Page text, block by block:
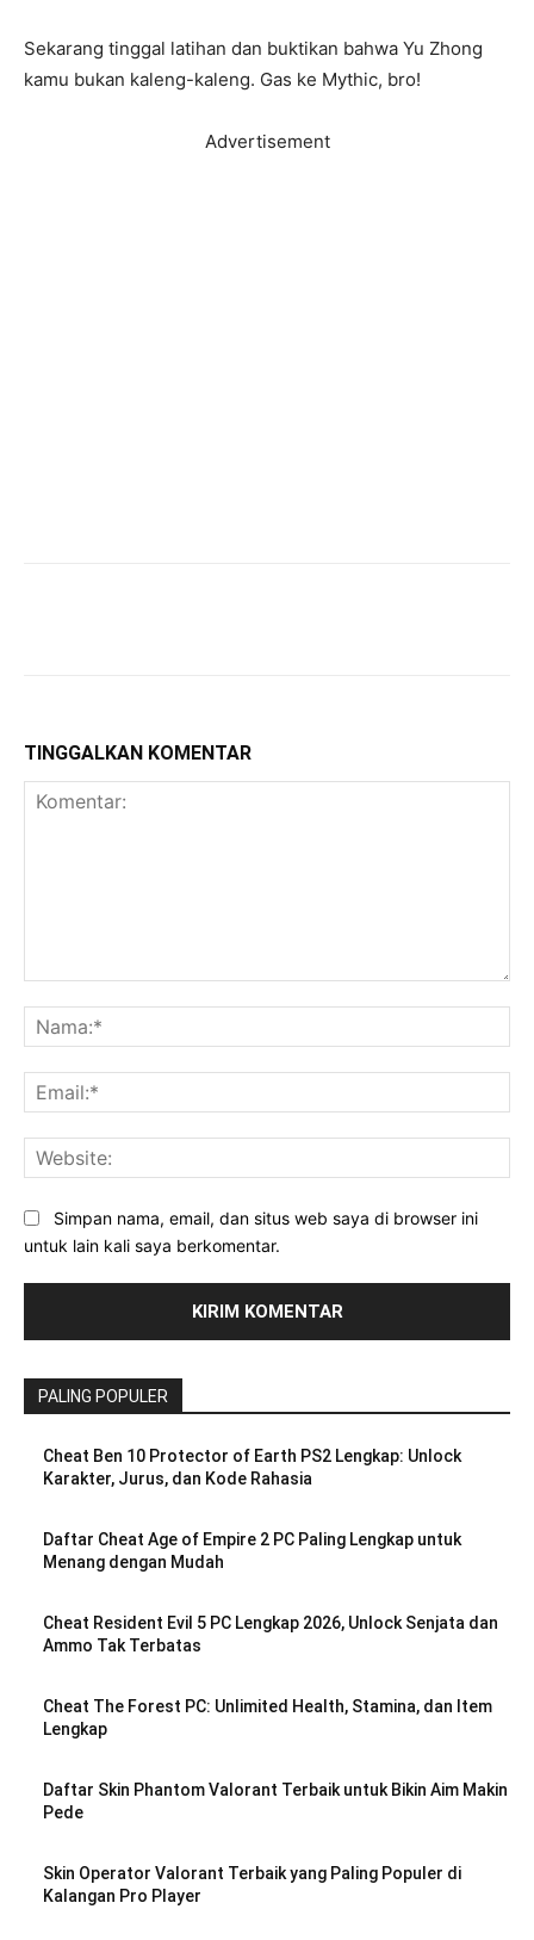
Sekarang tinggal latihan dan buktikan bahwa Yu Zhong
kamu bukan kaleng-kaleng. Gas ke Mythic, bro!
Advertisement
TINGGALKAN KOMENTAR
Simpan nama, email, dan situs web saya di browser ini
untuk lain kali saya berkomentar.
PALING POPULER
Cheat Ben 10 Protector of Earth PS2 Lengkap: Unlock
Karakter, Jurus, dan Kode Rahasia
Daftar Cheat Age of Empire 2 PC Paling Lengkap untuk
Menang dengan Mudah
Cheat Resident Evil 5 PC Lengkap 2026, Unlock Senjata dan
Ammo Tak Terbatas
Cheat The Forest PC: Unlimited Health, Stamina, dan Item
Lengkap
Daftar Skin Phantom Valorant Terbaik untuk Bikin Aim Makin
Pede
Skin Operator Valorant Terbaik yang Paling Populer di
Kalangan Pro Player